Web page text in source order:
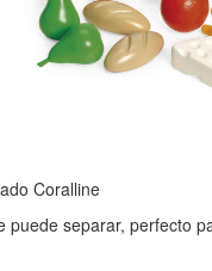
Coralline
puede separar, perfecto